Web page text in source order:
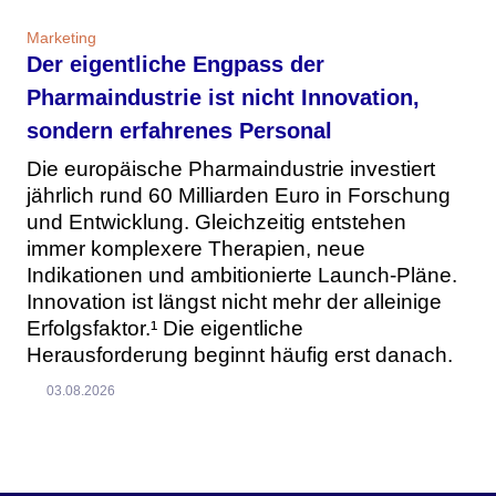
Marketing
Der eigentliche Engpass der
Pharmaindustrie ist nicht Innovation,
sondern erfahrenes Personal
Die europäische Pharmaindustrie investiert
jährlich rund 60 Milliarden Euro in Forschung
und Entwicklung. Gleichzeitig entstehen
immer komplexere Therapien, neue
Indikationen und ambitionierte Launch-Pläne.
Innovation ist längst nicht mehr der alleinige
Erfolgsfaktor.¹ Die eigentliche
Herausforderung beginnt häufig erst danach.
03.08.2026